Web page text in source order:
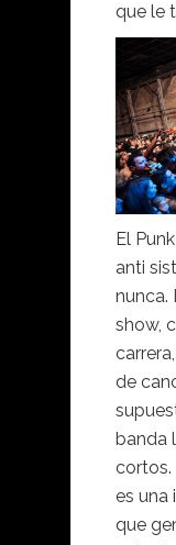
que le
El
anti
nunca.
show,
de
banda
cortos.
es una
que